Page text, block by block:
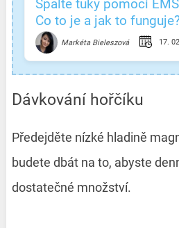
Spalte tuky pomocí
Co to je a jak to
Markéta Bieleszová 17.
Dávkování hořčíku
Předejděte nízké hladině
budete dbát na to, abyste
dostatečné množství.